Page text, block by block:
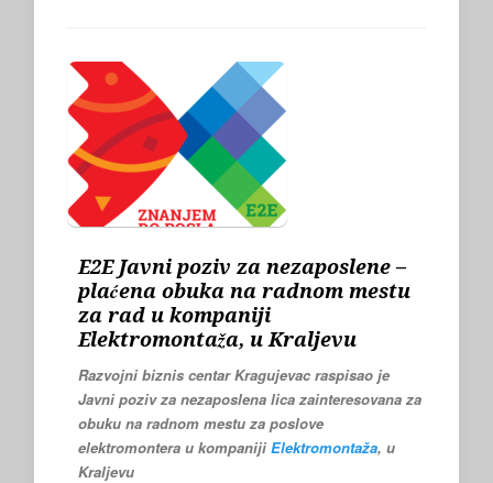
E2E Javni poziv za nezaposlene –
plaćena obuka na radnom mestu
za rad u kompaniji
Elektromontaža, u Kraljevu
Razvojni biznis centar Kragujevac raspisao je
Javni poziv za nezaposlena lica zainteresovana za
obuku na radnom mestu za poslove
elektromontera u kompaniji Elektromontaža, u
Kraljevu